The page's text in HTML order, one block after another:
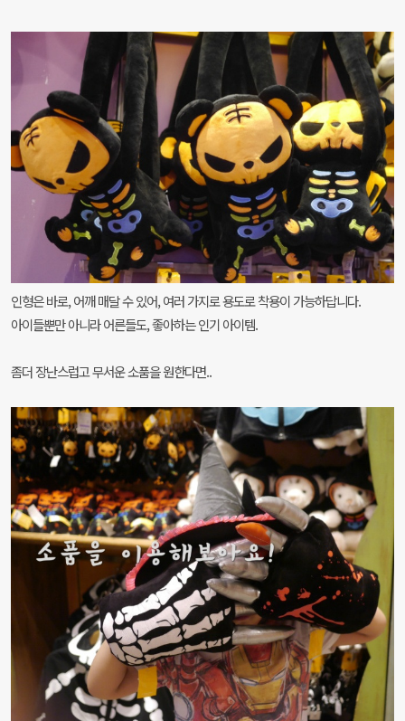
인형은 바로, 어깨 매달 수 있어, 여러 가지로 용도로 착용이 가능하답니다.
아이들뿐만 아니라 어른들도, 좋아하는 인기 아이템.
좀더 장난스럽고 무서운 소품을 원한다면..